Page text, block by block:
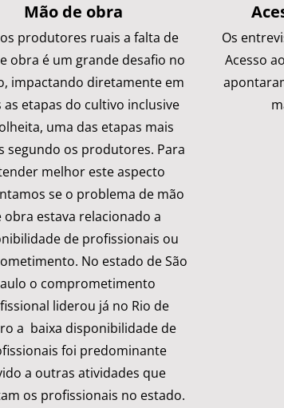
Mão de obra
produtores ruais a falta de
obra é um grande desafio no
impactando diretamente em
as etapas do cultivo inclusive
uma das etapas mais
segundo os produtores. Para
melhor este aspecto
se o problema de mão
obra estava relacionado a
de profissionais ou
No estado de São
o comprometimento
liderou já no Rio de
a baixa disponibilidade de
foi predominante
a outras atividades que
os profissionais no estado.
Os
Acesso